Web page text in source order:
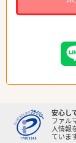
安心し
ファル
人情報
ていま